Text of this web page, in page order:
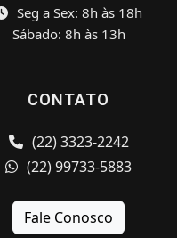
Seg a Sex: 8h às 18h
Sábado: 8h às 13h
CONTATO
(22) 3323-2242
(22) 99733-5883
Fale Conosco